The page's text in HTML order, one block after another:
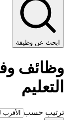
ابحث عن وظيفة
وظائف
التعليم
ترتيب حسب